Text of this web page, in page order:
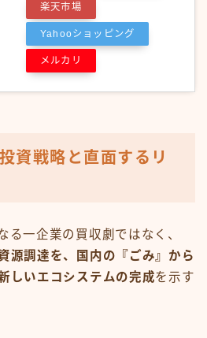
楽天市場
Yahooショッピング
メルカリ
資戦略と直面するリ
る一企業の買収劇ではなく、
源調達を、国内の『ごみ』から
しいエコシステムの完成を示す